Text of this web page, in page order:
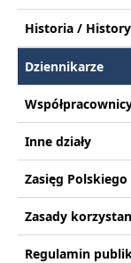
Historia /
Dziennikarze
Inne działy
Zasięg Polskiego
Zasady
Regulamin